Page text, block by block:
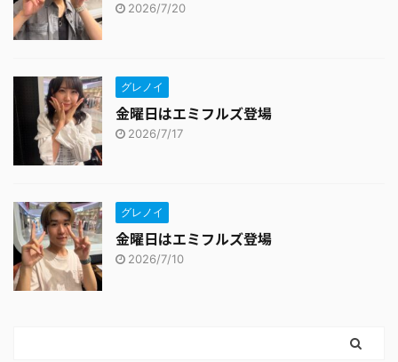
2026/7/20
グレノイ
金曜日はエミフルズ登場
2026/7/17
グレノイ
金曜日はエミフルズ登場
2026/7/10